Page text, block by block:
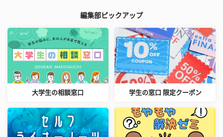
編集部ピックアップ
大学生の相談窓口 学生の窓口 限定クーポン